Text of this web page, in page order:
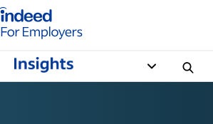
van Indeed - Voor werkgevers